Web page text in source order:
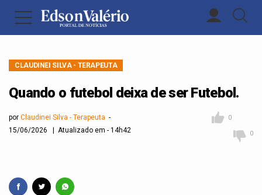
CLAUDINEI SILVA - TERAPEUTA
Quando o futebol deixa de ser Futebol.
por Claudinei Silva - Terapeuta
15/06/2026 | Atualizado em - 14h42
0
0